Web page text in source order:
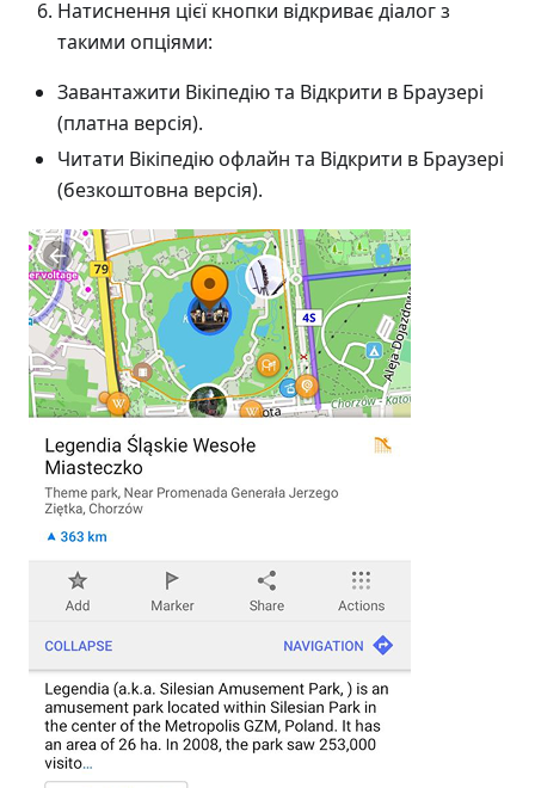
Натиснення цієї кнопки відкриває діалог з
такими опціями:
Завантажити Вікіпедію та Відкрити в Браузері
(платна версія).
Читати Вікіпедію офлайн та Відкрити в Браузері
(безкоштовна версія).